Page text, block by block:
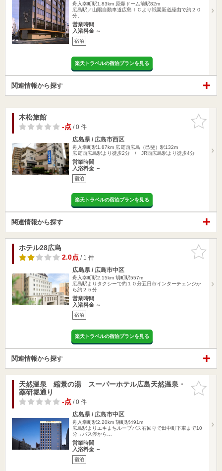
舟入幸町駅1.83km 原爆ドーム前駅82m
広島駅／山陽自動車道広島ＩＣより祇園新道経由で約２０
分。
営業時間
入浴料金 ～
宿泊
楽天トラベルの宿泊プランを見る
関連情報から探す
お気に入
りに追加
木松旅館
-点/ 0 件
広島県 / 広島市西区
舟入幸町駅1.87km 広電西広島（己斐）駅132m
広電西広島駅より徒歩2分 / JR西広島駅より徒歩4分
営業時間
入浴料金 ～
宿泊
楽天トラベルの宿泊プランを見る
関連情報から探す
お気に入
りに追加
ホテル28広島
2.0点/ 1 件
広島県 / 広島市中区
舟入幸町駅2.15km 胡町駅557m
広島駅よりタクシーで約１０分五日市インターチェンジか
ら約２５分
営業時間
入浴料金 ～
宿泊
楽天トラベルの宿泊プランを見る
関連情報から探す
お気に入
りに追加
天然温泉 縮景の湯 スーパーホテル広島天然温泉・
薬研堀通り
-点/ 0 件
広島県 / 広島市中区
舟入幸町駅2.20km 胡町駅491m
広島駅よりエキまちループバス右回りで田中町下車まで10
分→バス停から…
営業時間
入浴料金 ～
宿泊